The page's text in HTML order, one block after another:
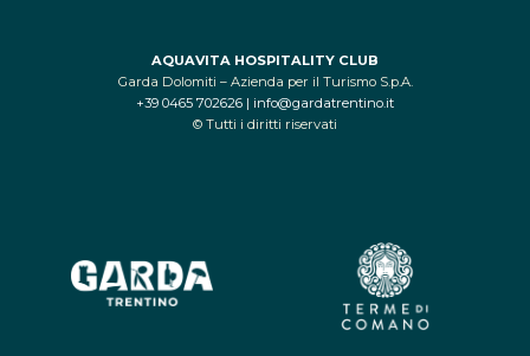
AQUAVITA HOSPITALITY CLUB
Garda Dolomiti – Azienda per il Turismo S.p.A.
+39 0465 702626 | info@gardatrentino.it
© Tutti i diritti riservati